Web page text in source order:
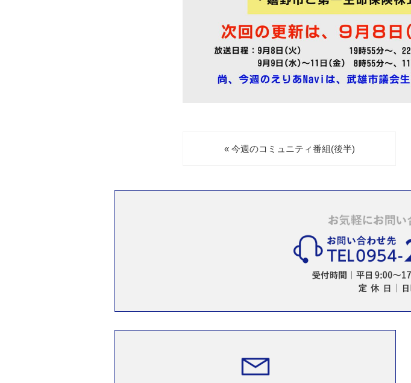
« 今週のコミュニティ番組(後半)